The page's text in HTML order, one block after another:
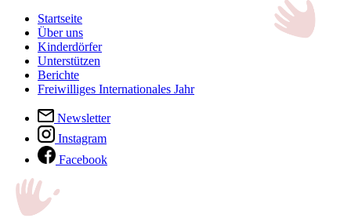
Startseite
Über uns
Kinderdörfer
Unterstützen
Berichte
Freiwilliges Internationales Jahr
Newsletter
Instagram
Facebook